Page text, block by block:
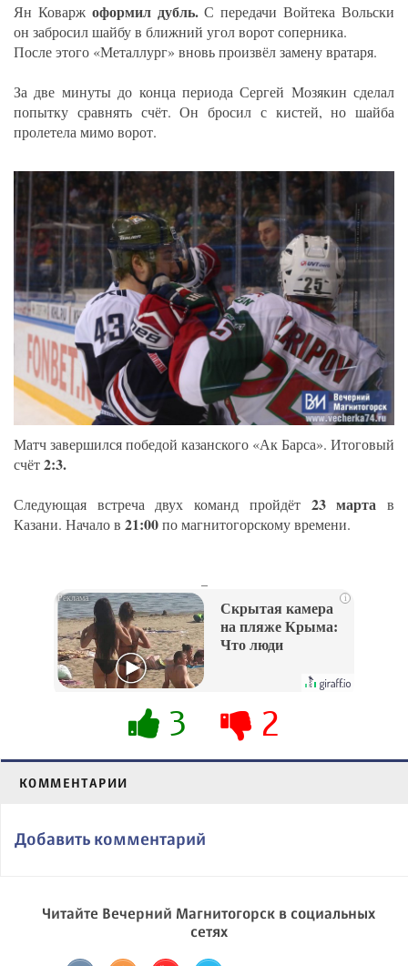
Ян Коварж оформил дубль.С передачи Войтека Вольски
он забросил шайбу в ближний угол ворот соперника.
После этого «Металлург» вновь произвёл замену вратаря.
За две минуты до конца периода Сергей Мозякин сделал
попытку сравнять счёт. Он бросил с кистей, но шайба
пролетела мимо ворот.
Матч завершился победой казанского «Ак Барса». Итоговый
счёт2:3.
Следующая встреча двух команд пройдёт 23 марта в
Казани. Начало в 21:00по магнитогорскому времени.
i
Скрытая камера
на пляже Крыма:
Что люди
их не видят...
3 2
КОММЕНТАРИИ
Добавить комментарий
Читайте Вечерний Магнитогорск в социальных
сетях